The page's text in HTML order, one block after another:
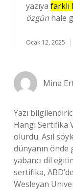
yazıya
özgün hale
Ocak 12, 2025
Mina
Yazı
Hangi Sertifika
olurdu. Asıl
dünyanın
yabancı dil
sertifika,
Wesleyan